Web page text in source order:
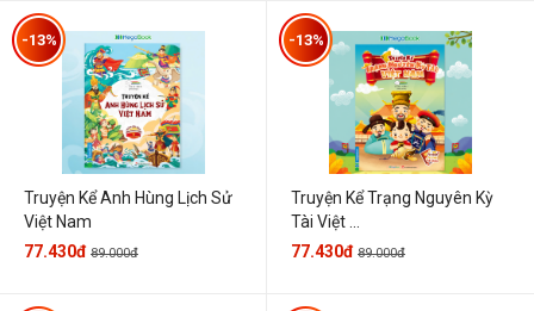
Truyện Kể Anh Hùng Lịch Sử
Việt Nam
-13%
77.430đ 89.000đ
Truyện Kể Trạng Nguyên Kỳ
Tài Việt ...
-13%
77.430đ 89.000đ